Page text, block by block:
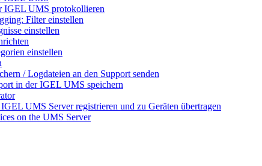
IGEL UMS protokollieren
Filter einstellen
einstellen
einstellen
/ Logdateien an den Support senden
in der IGEL UMS speichern
UMS Server registrieren und zu Geräten übertragen
on the UMS Server